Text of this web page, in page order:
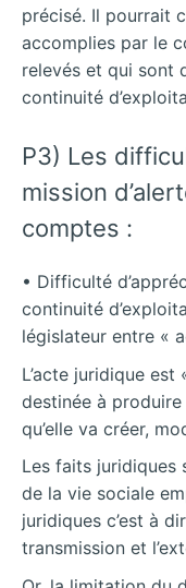
précisé. Il pourrait
accomplies par le
relevés et qui sont
continuité
P3) Les
mission
comptes :
• Difficulté
continuité
législateur entre «
L’acte juridique
destinée à
qu’elle va créer,
Les faits juridiques
de la vie sociale
juridiques c’est à
transmission et